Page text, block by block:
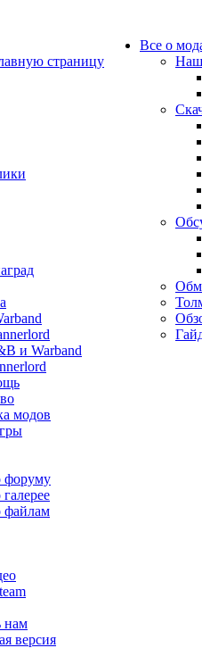
страницу
и Warband
модов
форуму
файлам
нам
версия
Все о